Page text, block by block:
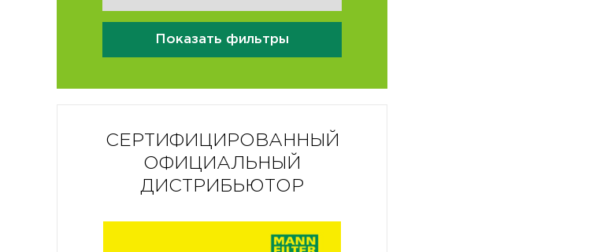
Показать фильтры
СЕРТИФИЦИРОВАННЫЙ
ОФИЦИАЛЬНЫЙ
ДИСТРИБЬЮТОР